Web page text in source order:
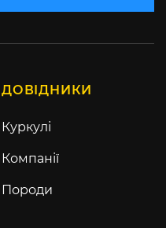
ДОВІДНИКИ
Куркулі
Компанії
Породи